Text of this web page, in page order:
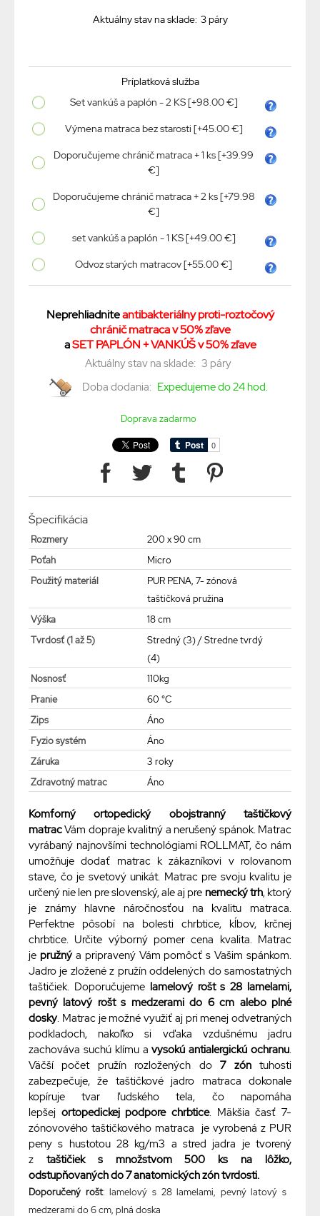
Aktuálny stav na sklade: 3 páry
Príplatková služba
Set vankúš a paplón - 2 KS [+98.00 €]
Výmena matraca bez starosti [+45.00 €]
Doporučujeme chránič matraca + 1 ks [+39.99
€]
Doporučujeme chránič matraca + 2 ks [+79.98
€]
set vankúš a paplón - 1 KS [+49.00 €]
Odvoz starých matracov [+55.00 €]
Neprehliadniteantibakteriálny proti-roztočový
chránič matraca v 50% zľave
aSET PAPLÓN + VANKÚŠ v 50% zľave
Aktuálny stav na sklade: 3 páry
Doba dodania: Expedujeme do 24 hod.
Doprava zadarmo
Špecifikácia
Rozmery
200 x 90 cm
Poťah
Micro
Použitý materiál
PUR PENA, 7- zónová
taštičková pružina
Výška
18 cm
Tvrdosť (1 až 5)
Stredný (3) / Stredne tvrdý
(4)
Nosnosť
110kg
Pranie
60 °C
Zips
Áno
Fyzio systém
Áno
Záruka
3 roky
Zdravotný matrac
Áno
Komforný ortopedický obojstranný taštičkový
matracVám dopraje kvalitný a nerušený spánok. Matrac
vyrábaný najnovšími technológiami ROLLMAT, čo nám
umožňuje dodať matrac k zákazníkovi v rolovanom
stave, čo je svetový unikát. Matrac pre svoju kvalitu je
určený nie len pre slovenský, ale aj pre nemecký trh, ktorý
je známy hlavne náročnosťou na kvalitu matraca.
Perfektne pôsobí na bolesti chrbtice, kĺbov, krčnej
chrbtice. Určite výborný pomer cena kvalita. Matrac
je pružnýa pripravený Vám pomôcť s Vašim spánkom.
Jadro je zložené z pružín oddelených do samostatných
taštičiek. Doporučujemelamelový rošt s 28 lamelami,
pevný latový rošt s medzerami do 6 cm alebo plné
dosky. Matrac je možné využiť aj pri menej odvetraných
podkladoch, nakoľko si vďaka vzdušnému jadru
zachováva suchú klímu avysokú antialergickú ochranu.
Väčší počet pružín rozložených do7 zóntuhosti
zabezpečuje, že taštičkové jadro matraca dokonale
kopíruje tvar ľudského tela, čo napomáha
lepšej ortopedickej podpore chrbtice. Mäkšia časť 7-
zónovového taštičkového matraca je vyrobená z PUR
peny s hustotou 28 kg/m3 a stred jadra je tvorený
z taštičiek s množstvom 500 ks na lôžko,
odstupňovaných do 7 anatomických zón tvrdosti.
Doporučený rošt: lamelový s 28 lamelami, pevný latový s
medzerami do 6 cm, plná doska